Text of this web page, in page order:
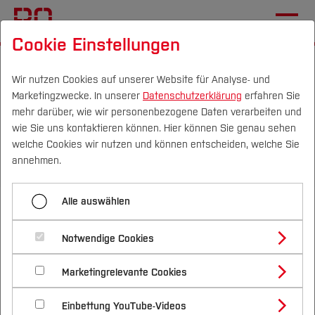
Campus Personen DE|EN Quicklinks
Studium
Studienangebote
Bachelorstudiengänge
Masterstudiengänge
Vor dem Studium
Bewerben & Einschreiben
Bewerbungsportal
Im Studium
Studienbüros und Prüfungen
Nach dem Studium
Forschung & Transfer
Profil
Forschungs- und Transferprofil
Schwerpunkte (FuT)
Beratung & Förderung
Nachhaltigkeit
Nachhaltigkeit studieren
International
Data-Driven & Smart Technologies
Forschungsprojekte
Menü aufklappen
Überblick Forschungsschwerpunkt
Forschungsprojekte
Data-Driven & Smart
Technologies - Projekte
Cookie Einstellungen
Wir nutzen Cookies auf unserer Website für Analyse- und
Marketingzwecke. In unserer Datenschutzerklärung erfahren Sie
mehr darüber, wie wir personenbezogene Daten verarbeiten und
wie Sie uns kontaktieren können. Hier können Sie genau sehen
welche Cookies wir nutzen und können entscheiden, welche Sie
annehmen.
Alle auswählen
Notwendige Cookies
Marketingrelevante Cookies
Einbettung YouTube-Videos